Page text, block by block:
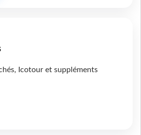
Icotour et suppléments